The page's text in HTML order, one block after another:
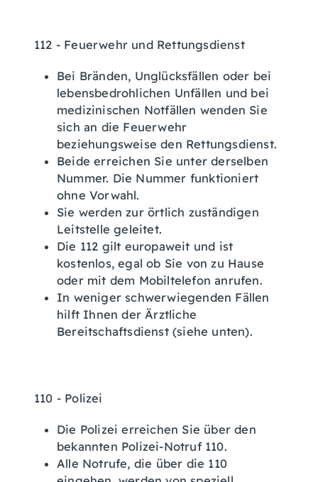
112 - Feuerwehr und Rettungsdienst
Bei Bränden, Unglücksfällen oder bei
lebensbedrohlichen Unfällen und bei
medizinischen Notfällen wenden Sie
sich an die Feuerwehr
beziehungsweise den Rettungsdienst.
Beide erreichen Sie unter derselben
Nummer. Die Nummer funktioniert
ohne Vorwahl.
Sie werden zur örtlich zuständigen
Leitstelle geleitet.
Die 112 gilt europaweit und ist
kostenlos, egal ob Sie von zu Hause
oder mit dem Mobiltelefon anrufen.
In weniger schwerwiegenden Fällen
hilft Ihnen der Ärztliche
Bereitschaftsdienst (siehe unten).
110 - Polizei
Die Polizei erreichen Sie über den
bekannten Polizei-Notruf 110.
Alle Notrufe, die über die 110